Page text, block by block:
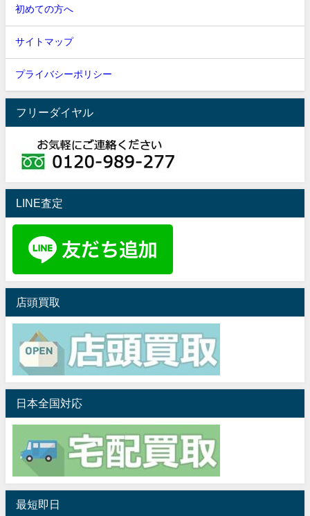
初めての方へ
サイトマップ
プライバシーポリシー
フリーダイヤル
LINE査定
店頭買取
日本全国対応
最短即日